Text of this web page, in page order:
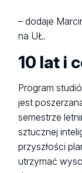
– dodaje
na UŁ.
10 lat i
Program
jest
semestrze
sztucznej
przyszłości
utrzymać